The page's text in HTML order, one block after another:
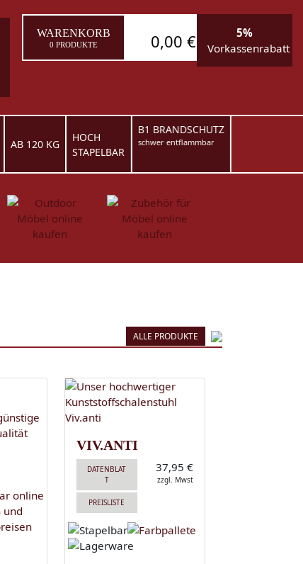
WARENKORB
0 PRODUKTE 0,00 €
5%
Vorkassenrabatt
AB 120 KG
HOCH
STAPELBAR
B1 BRANDSCHUTZ
schwer entflammbar
ALLE PRODUKTE
VIV.ANTI
DATENBLAT
T
PREISLISTE
37,95 €
zzgl. Mwst